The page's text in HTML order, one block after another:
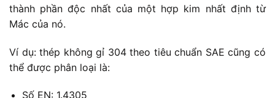
thành phần độc nhất của một hợp kim nhất định từ
Mác của nó.
Ví dụ: thép không gỉ 304 theo tiêu chuẩn SAE cũng có
thể được phân loại là:
Số EN: 1.4305